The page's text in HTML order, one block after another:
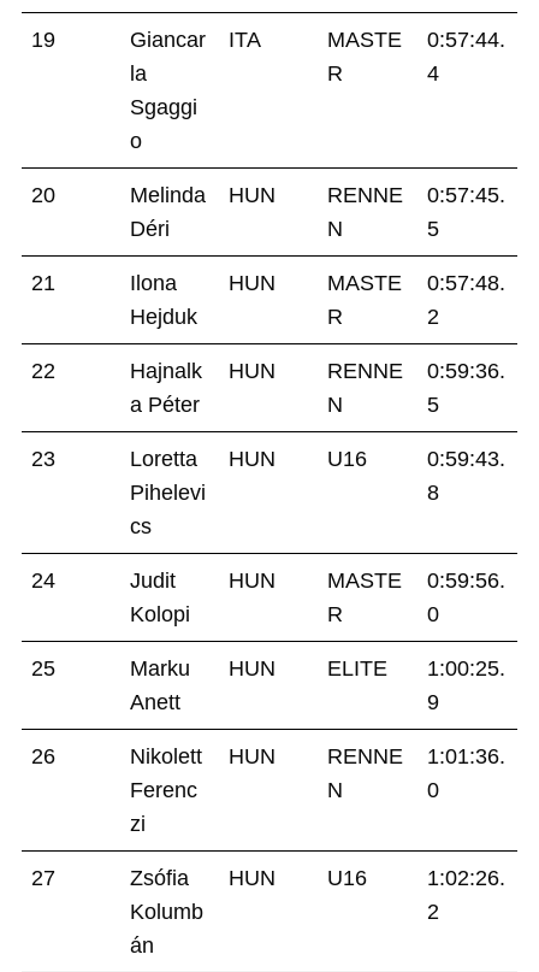
19
Giancar
la
Sgaggi
o
ITA
MASTE
R
0:57:44.
4
20
Melinda
Déri
HUN
RENNE
N
0:57:45.
5
21
Ilona
Hejduk
HUN
MASTE
R
0:57:48.
2
22
Hajnalk
a Péter
HUN
RENNE
N
0:59:36.
5
23
Loretta
Pihelevi
cs
HUN U16
0:59:43.
8
24
Judit
Kolopi
HUN
MASTE
R
0:59:56.
0
25
Marku
Anett
HUN ELITE
1:00:25.
9
26
Nikolett
Ferenc
zi
HUN
RENNE
N
1:01:36.
0
27
Zsófia
Kolumb
án
HUN U16
1:02:26.
2